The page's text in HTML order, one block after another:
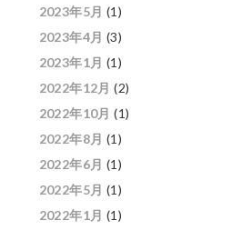
2023年5月 (1)
2023年4月 (3)
2023年1月 (1)
2022年12月 (2)
2022年10月 (1)
2022年8月 (1)
2022年6月 (1)
2022年5月 (1)
2022年1月 (1)